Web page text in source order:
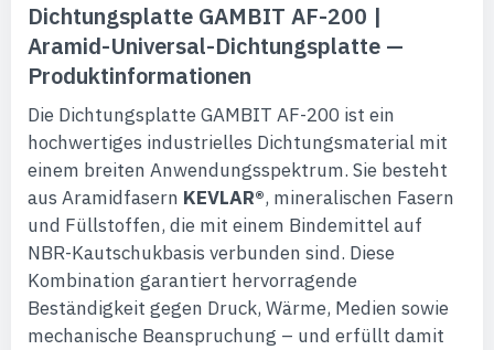
Dichtungsplatte GAMBIT AF-200 |
Aramid-Universal-Dichtungsplatte —
Produktinformationen
Die Dichtungsplatte GAMBIT AF-200 ist ein
hochwertiges industrielles Dichtungsmaterial mit
einem breiten Anwendungsspektrum. Sie besteht
aus Aramidfasern KEVLAR®, mineralischen Fasern
und Füllstoffen, die mit einem Bindemittel auf
NBR-Kautschukbasis verbunden sind. Diese
Kombination garantiert hervorragende
Beständigkeit gegen Druck, Wärme, Medien sowie
mechanische Beanspruchung – und erfüllt damit